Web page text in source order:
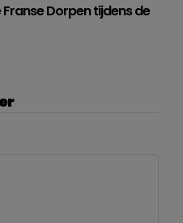
Dorpen tijdens de